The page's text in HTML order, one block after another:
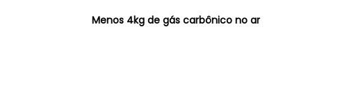
Menos 4kg de gás carbônico no ar